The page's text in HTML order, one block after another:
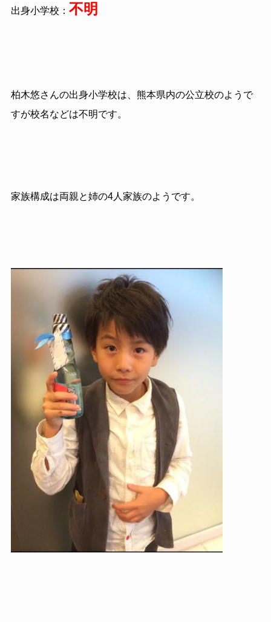
出身小学校： 不明
柏木悠さんの出身小学校は、熊本県内の公立校のようで
すが校名などは不明です。
家族構成は両親と姉の4人家族のようです。